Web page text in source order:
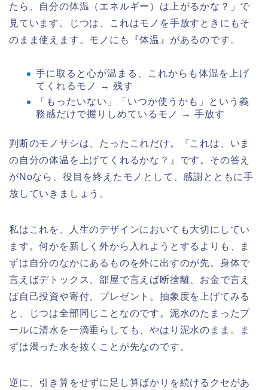
たら、自分の体温（エネルギー）は上がるかな？」で
見ています。じつは、これはモノを手放すときにもそ
のまま使えます。モノにも『体温』があるのです。
手に取ると心が温まる、これからも体温を上げ
てくれるモノ → 残す
「もったいない」「いつか使うかも」という義
務感だけで握りしめているモノ → 手放す
判断のモノサシは、たったこれだけ。『これは、いま
の自分の体温を上げてくれるかな？』です。その答え
がNoなら、役目を終えたモノとして、感謝とともに手
放していきましょう。
私はこれを、人生のデザインにおいても大切にしてい
ます。何かを新しく外から入れようとするよりも、ま
ずは自分のなかにあるものを外に出すのが先。身体で
言えばデトックス、部屋で言えば断捨離、お金で言え
ば自己投資や寄付、プレゼント。抽象度を上げてみる
と、じつは全部同じことなのです。泥水のたまったプ
ールに清水を一滴垂らしても、やはり泥水のまま。ま
ずは濁った水を抜くことが先なのです。
逆に、引き算をせずに足し算ばかりを続けるクセがあ